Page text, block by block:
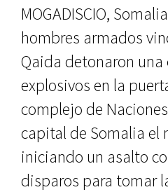
MOGADISCIO,
hombres armados
Qaida detonaron una
explosivos en la
complejo de
capital de Somalia el
iniciando un asalto
disparos para tomar